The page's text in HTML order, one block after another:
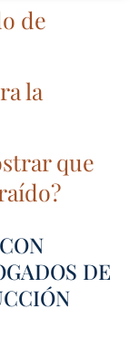
de
la
que
DE